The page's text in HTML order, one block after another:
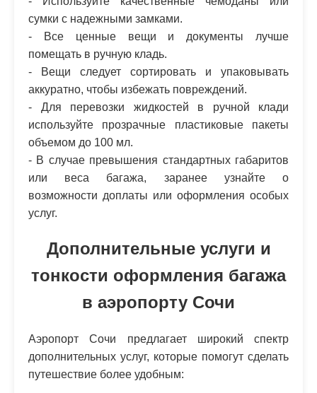
сумки с надежными замками.
- Все ценные вещи и документы лучше
помещать в ручную кладь.
- Вещи следует сортировать и упаковывать
аккуратно, чтобы избежать повреждений.
- Для перевозки жидкостей в ручной клади
используйте прозрачные пластиковые пакеты
объемом до 100 мл.
- В случае превышения стандартных габаритов
или веса багажа, заранее узнайте о
возможности доплаты или оформления особых
услуг.
Дополнительные услуги и
тонкости оформления багажа
в аэропорту Сочи
Аэропорт Сочи предлагает широкий спектр
дополнительных услуг, которые помогут сделать
путешествие более удобным: